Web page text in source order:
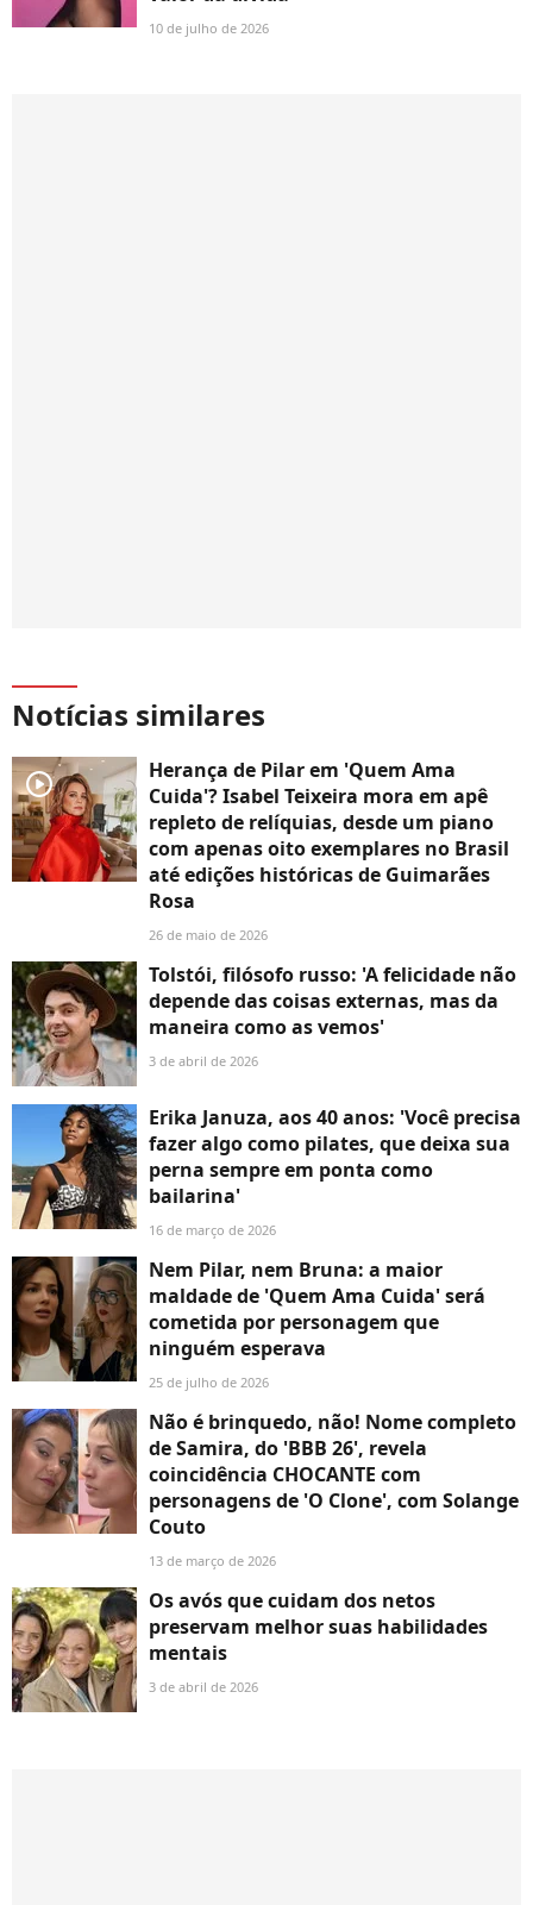
10 de julho de 2026
Notícias similares
player2
Herança de Pilar em 'Quem Ama
Cuida'? Isabel Teixeira mora em apê
repleto de relíquias, desde um piano
com apenas oito exemplares no Brasil
até edições históricas de Guimarães
Rosa
26 de maio de 2026
Tolstói, filósofo russo: 'A felicidade não
depende das coisas externas, mas da
maneira como as vemos'
3 de abril de 2026
Erika Januza, aos 40 anos: 'Você precisa
fazer algo como pilates, que deixa sua
perna sempre em ponta como
bailarina'
16 de março de 2026
Nem Pilar, nem Bruna: a maior
maldade de 'Quem Ama Cuida' será
cometida por personagem que
ninguém esperava
25 de julho de 2026
Não é brinquedo, não! Nome completo
de Samira, do 'BBB 26', revela
coincidência CHOCANTE com
personagens de 'O Clone', com Solange
Couto
13 de março de 2026
Os avós que cuidam dos netos
preservam melhor suas habilidades
mentais
3 de abril de 2026